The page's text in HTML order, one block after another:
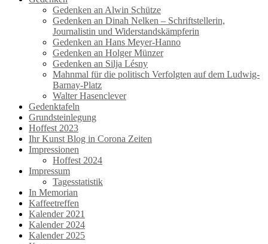
Gedenken an Alwin Schütze
Gedenken an Dinah Nelken – Schriftstellerin,
Journalistin und Widerstandskämpferin
Gedenken an Hans Meyer-Hanno
Gedenken an Holger Münzer
Gedenken an Silja Lésny
Mahnmal für die politisch Verfolgten auf dem Ludwig-
Barnay-Platz
Walter Hasenclever
Gedenktafeln
Grundsteinlegung
Hoffest 2023
Ihr Kunst Blog in Corona Zeiten
Impressionen
Hoffest 2024
Impressum
Tagesstatistik
In Memorian
Kaffeetreffen
Kalender 2021
Kalender 2024
Kalender 2025